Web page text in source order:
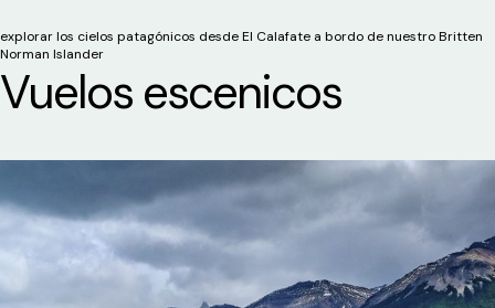
explorar los cielos patagónicos desde El Calafate a bordo de nuestro Britten
Norman Islander
Vuelos escenicos